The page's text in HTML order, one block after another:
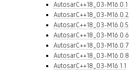
AutosarC++18_03-M16.0.1
AutosarC++18_03-M16.0.2
AutosarC++18_03-M16.0.5
AutosarC++18_03-M16.0.6
AutosarC++18_03-M16.0.7
AutosarC++18_03-M16.0.8
AutosarC++18_03-M16.1.1